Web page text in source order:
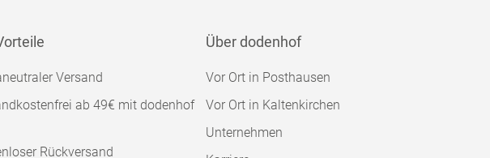
Versand
ab 49€ mit dodenhof
Rückversand
Über dodenhof
Vor Ort in Posthausen
Vor Ort in Kaltenkirchen
Unternehmen